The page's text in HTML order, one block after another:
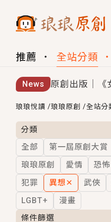
推薦 全站分類
News 原創出版｜《
創,作家招募
小編心動書
GL｜《夏日
BL｜《費洛
OMG你嚇到
言情｜《國語
琅琅悅讀 /琅琅原創 /全站分
分類
全部
第一屆原創大賞
琅琅原創
愛情
恐怖
犯罪
異想 ✕ 武俠
LGBT+
漫畫
條件篩選